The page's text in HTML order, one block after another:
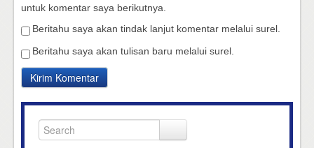
untuk komentar saya berikutnya.
Beritahu saya akan tindak lanjut komentar melalui surel.
Beritahu saya akan tulisan baru melalui surel.